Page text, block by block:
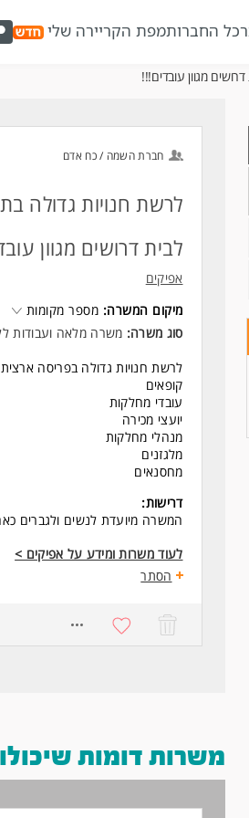
כל החברותמפת הקריירה שלי
מגוון עובדים!!!
חברת השמה / כח אדם
לרשת חנויות גדולה
לבית דרושים מגוון
אפיקים
מיקום המשרה: מספר מקומות
סוג משרה: משרה מלאה ועבודות
לרשת חנויות גדולה בפריסה
קופאים
עובדי מחלקות
יועצי מכירה
מנהלי מחלקות
מלגזנים
מחסנאים
דרישות:
המשרה מיועדת לנשים ולגברים
לעוד משרות ומידע על אפיקים >
הסתר
משרות דומות